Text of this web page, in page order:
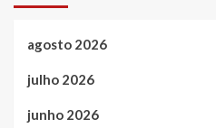
agosto 2026
julho 2026
junho 2026